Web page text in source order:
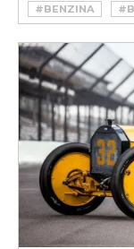
#BENZINA
#CARL BENZ
#MERCEDES